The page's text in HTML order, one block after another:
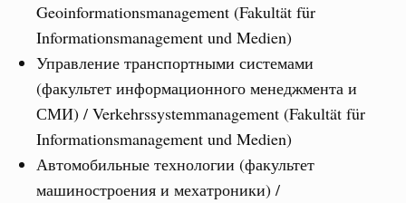
Geoinformationsmanagement (Fakultät für
Informationsmanagement und Medien)
Управление транспортными системами
(факультет информационного менеджмента и
СМИ) / Verkehrssystemmanagement (Fakultät für
Informationsmanagement und Medien)
Автомобильные технологии (факультет
машиностроения и мехатроники) /